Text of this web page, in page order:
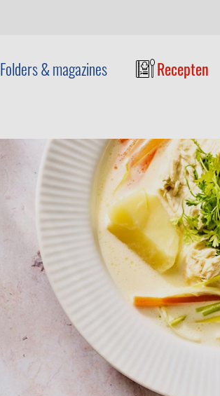
Folders & magazines Recepten